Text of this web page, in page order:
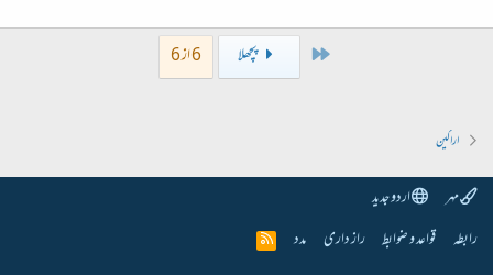
First پچھلا 6 از 6
اراکین
مہر
اردو جدید
رابطہ قواعد و ضوابط راز داری مدد
R
S